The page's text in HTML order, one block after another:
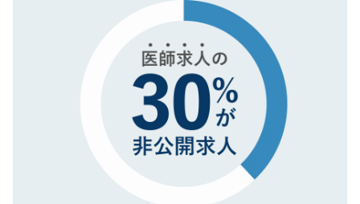
で、機密保持に関してもご安心ください。